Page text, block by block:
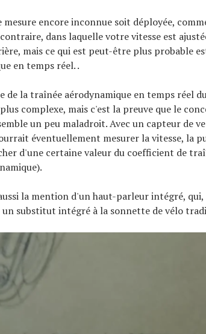
encore inconnue soit déployée,
dans laquelle votre vitesse est
mais ce qui est peut-être plus probable
en temps réel. .
de la traînée aérodynamique en temps réel
complexe, mais c'est la preuve que le
un peu maladroit. Avec un capteur de
éventuellement mesurer la vitesse, la
d'une certaine valeur du coefficient de
la mention d'un haut-parleur intégré,
substitut intégré à la sonnette de vélo